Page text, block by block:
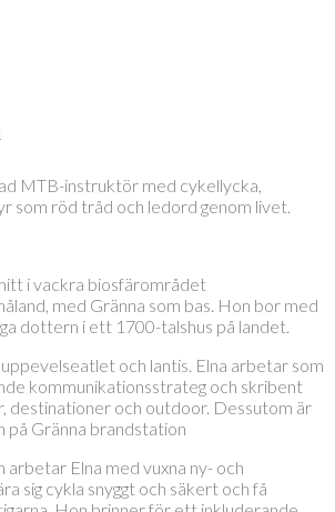
MTB-instruktör med cykellycka,
som röd tråd och ledord genom livet.
i vackra biosfärområdet
med Gränna som bas. Hon bor med
dottern i ett 1700-talshus på landet.
och lantis. Elna arbetar som
kommunikationsstrateg och skribent
destinationer och outdoor. Dessutom är
på Gränna brandstation
Elna med vuxna ny- och
sig cykla snyggt och säkert och få